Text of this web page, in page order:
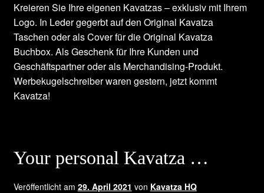
Kontakt
Kreieren Sie Ihre eigenen Kavatzas – exklusiv mit Ihrem
Logo. In Leder gegerbt auf den Original Kavatza
Taschen oder als Cover für die Original Kavatza
Buchbox. Als Geschenk für Ihre Kunden und
Geschäftspartner oder als Merchandising-Produkt.
Werbekugelschreiber waren gestern, jetzt kommt
Kavatza!
Your personal Kavatza …
Veröffentlicht am 29. April 2021 von Kavatza HQ